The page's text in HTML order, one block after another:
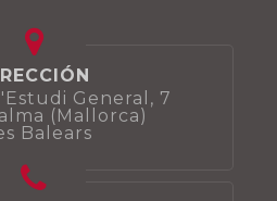
General, 7
(Mallorca)
Balears